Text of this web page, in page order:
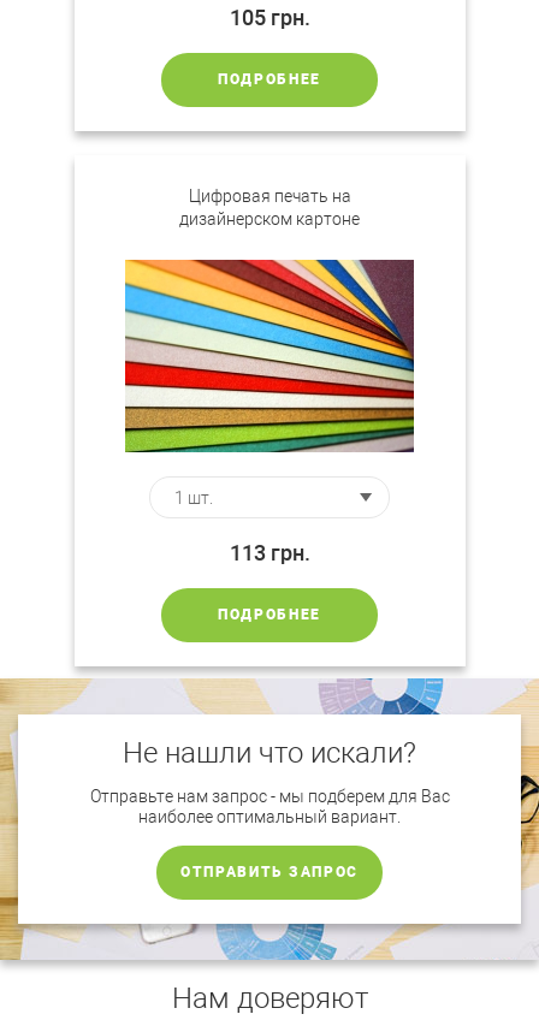
105 грн.
ПОДРОБНЕЕ
Цифровая печать на
дизайнерском картоне
113 грн.
ПОДРОБНЕЕ
Не нашли что искали?
Отправьте нам запрос - мы подберем для Вас
наиболее оптимальный вариант.
ОТПРАВИТЬ ЗАПРОС
Нам доверяют